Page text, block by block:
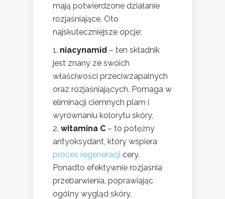
mają potwierdzone działanie
rozjaśniające. Oto
najskuteczniejsze opcje:
niacynamid – ten składnik
jest znany ze swoich
właściwości przeciwzapalnych
oraz rozjaśniających. Pomaga w
eliminacji ciemnych plam i
wyrównaniu kolorytu skóry,
witamina C – to potężny
antyoksydant, który wspiera
proces regeneracji cery.
Ponadto efektywnie rozjaśnia
przebarwienia, poprawiając
ogólny wygląd skóry,